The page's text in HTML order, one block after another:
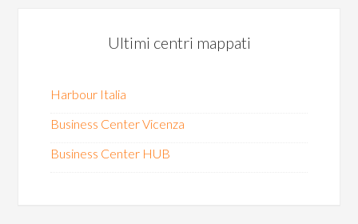
Ultimi centri mappati
Harbour Italia
Business Center Vicenza
Business Center HUB